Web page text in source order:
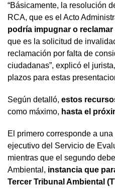
“Básicamente, la resolución
RCA, que es el Acto
podría impugnar o
que es la solicitud de
reclamación por falta de
ciudadanas”, explicó el
plazos para estas
Según detalló, estos
como máximo, hasta el
El primero corresponde a
ejecutivo del Servicio de
mientras que el segundo
Ambiental, instancia que
Tercer Tribunal Ambiental